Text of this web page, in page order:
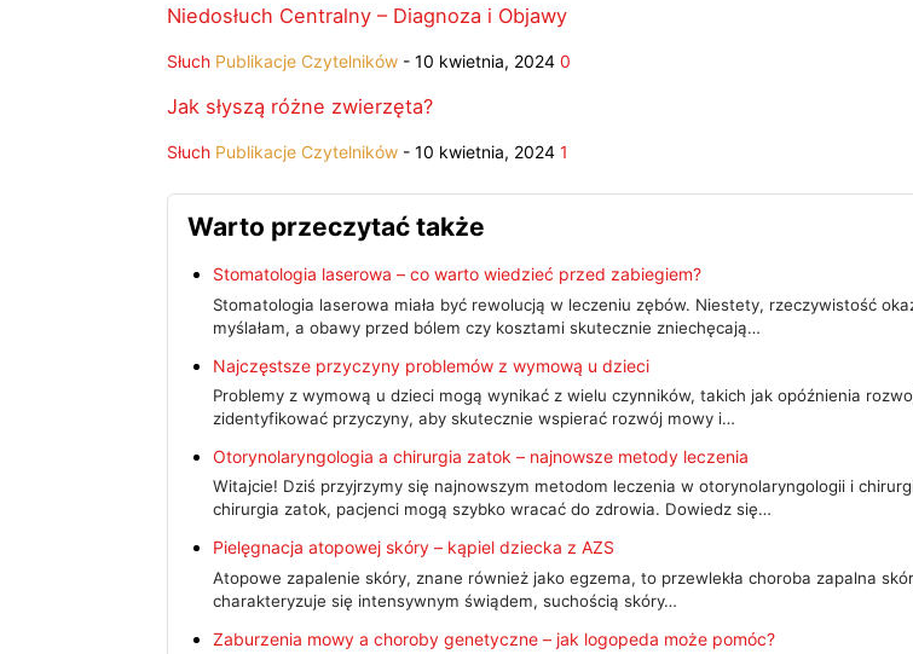
Niedosłuch Centralny – Diagnoza i Objawy
Słuch Publikacje Czytelników - 10 kwietnia, 2024 0
Jak słyszą różne zwierzęta?
Słuch Publikacje Czytelników - 10 kwietnia, 2024 1
Warto przeczytać także
Stomatologia laserowa – co warto wiedzieć przed zabiegiem?
Stomatologia laserowa miała być rewolucją w leczeniu zębów. Niestety, rzeczywistość
myślałam, a obawy przed bólem czy kosztami skutecznie zniechęcają…
Najczęstsze przyczyny problemów z wymową u dzieci
Problemy z wymową u dzieci mogą wynikać z wielu czynników, takich jak opóźnienia
zidentyfikować przyczyny, aby skutecznie wspierać rozwój mowy i…
Otorynolaryngologia a chirurgia zatok – najnowsze metody leczenia
Witajcie! Dziś przyjrzymy się najnowszym metodom leczenia w otorynolaryngologii i
chirurgia zatok, pacjenci mogą szybko wracać do zdrowia. Dowiedz się…
Pielęgnacja atopowej skóry – kąpiel dziecka z AZS
Atopowe zapalenie skóry, znane również jako egzema, to przewlekła choroba zapalna
charakteryzuje się intensywnym świądem, suchością skóry…
Zaburzenia mowy a choroby genetyczne – jak logopeda może pomóc?